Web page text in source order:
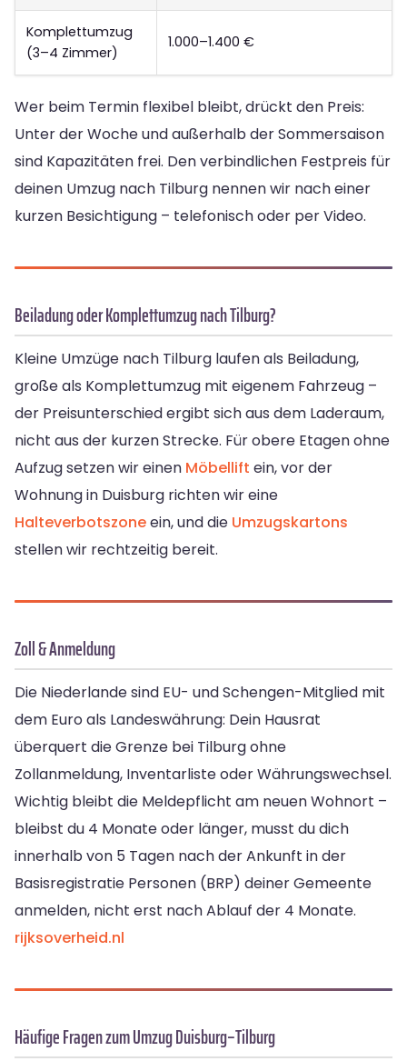
Komplettumzug
(3–4 Zimmer)
1.000–1.400 €
Wer beim Termin flexibel bleibt, drückt den Preis:
Unter der Woche und außerhalb der Sommersaison
sind Kapazitäten frei. Den verbindlichen Festpreis für
deinen Umzug nach Tilburg nennen wir nach einer
kurzen Besichtigung – telefonisch oder per Video.
Beiladung oder Komplettumzug nach Tilburg?
Kleine Umzüge nach Tilburg laufen als Beiladung,
große als Komplettumzug mit eigenem Fahrzeug –
der Preisunterschied ergibt sich aus dem Laderaum,
nicht aus der kurzen Strecke. Für obere Etagen ohne
Aufzug setzen wir einen Möbellift ein, vor der
Wohnung in Duisburg richten wir eine
Halteverbotszoneein, und die Umzugskartons
stellen wir rechtzeitig bereit.
Zoll & Anmeldung
Die Niederlande sind EU- und Schengen-Mitglied mit
dem Euro als Landeswährung: Dein Hausrat
überquert die Grenze bei Tilburg ohne
Zollanmeldung, Inventarliste oder Währungswechsel.
Wichtig bleibt die Meldepflicht am neuen Wohnort –
bleibst du 4 Monate oder länger, musst du dich
innerhalb von 5 Tagen nach der Ankunft in der
Basisregistratie Personen (BRP) deiner Gemeente
anmelden, nicht erst nach Ablauf der 4 Monate.
rijksoverheid.nl
Häufige Fragen zum Umzug Duisburg–Tilburg